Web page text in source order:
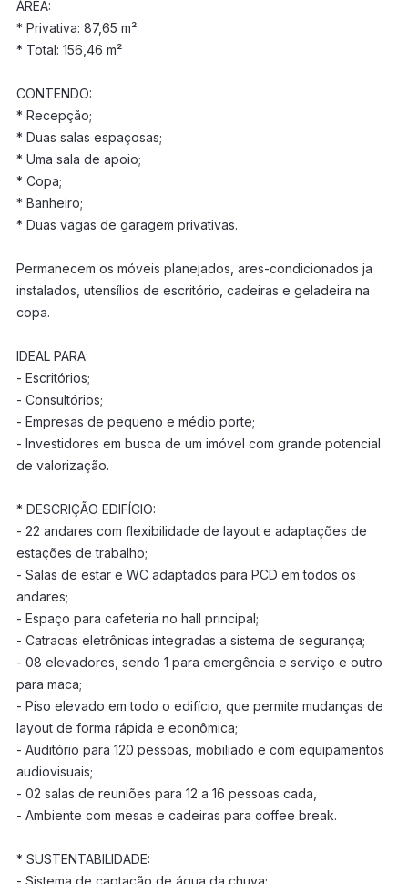
ÁREA:
* Privativa: 87,65 m²
* Total: 156,46 m²
CONTENDO:
* Recepção;
* Duas salas espaçosas;
* Uma sala de apoio;
* Copa;
* Banheiro;
* Duas vagas de garagem privativas.
Permanecem os móveis planejados, ares-condicionados ja
instalados, utensílios de escritório, cadeiras e geladeira na
copa.
IDEAL PARA:
- Escritórios;
- Consultórios;
- Empresas de pequeno e médio porte;
- Investidores em busca de um imóvel com grande potencial
de valorização.
* DESCRIÇÃO EDIFÍCIO:
- 22 andares com flexibilidade de layout e adaptações de
estações de trabalho;
- Salas de estar e WC adaptados para PCD em todos os
andares;
- Espaço para cafeteria no hall principal;
- Catracas eletrônicas integradas a sistema de segurança;
- 08 elevadores, sendo 1 para emergência e serviço e outro
para maca;
- Piso elevado em todo o edifício, que permite mudanças de
layout de forma rápida e econômica;
- Auditório para 120 pessoas, mobiliado e com equipamentos
audiovisuais;
- 02 salas de reuniões para 12 a 16 pessoas cada,
- Ambiente com mesas e cadeiras para coffee break.
* SUSTENTABILIDADE:
- Sistema de captação de água da chuva;